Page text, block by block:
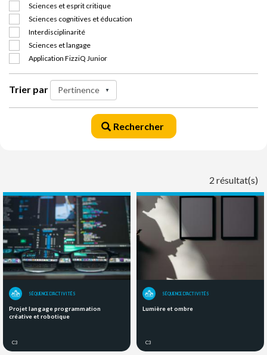
Sciences et esprit critique
Sciences cognitives et éducation
Interdisciplinarité
Sciences et langage
Application FizziQ Junior
Trier par
Rechercher
2 résultat(s)
SÉQUENCE D'ACTIVITÉS
Projet langage programmation
créative et robotique
C3
SÉQUENCE D'ACTIVITÉS
Lumière et ombre
C3